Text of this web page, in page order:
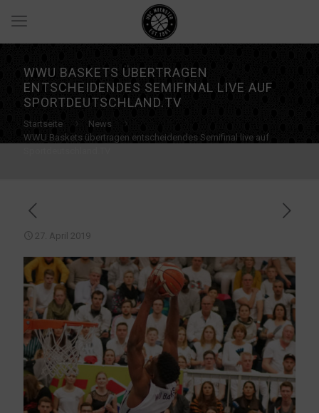
WWU BASKETS ÜBERTRAGEN
ENTSCHEIDENDES SEMIFINAL LIVE AUF
SPORTDEUTSCHLAND.TV
Startseite
News
WWU Baskets übertragen entscheidendes Semifinal live auf
27. April 2019